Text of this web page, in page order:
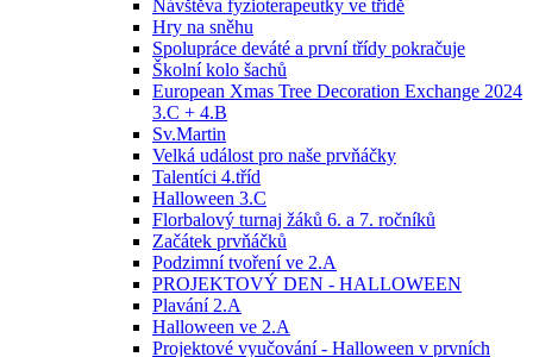
Návštěva fyzioterapeutky ve třídě
Hry na sněhu
Spolupráce deváté a první třídy pokračuje
Školní kolo šachů
European Xmas Tree Decoration Exchange 2024
3.C + 4.B
Sv.Martin
Velká událost pro naše prvňáčky
Talentíci 4.tříd
Halloween 3.C
Florbalový turnaj žáků 6. a 7. ročníků
Začátek prvňáčků
Podzimní tvoření ve 2.A
PROJEKTOVÝ DEN - HALLOWEEN
Plavání 2.A
Halloween ve 2.A
Projektové vyučování - Halloween v prvních